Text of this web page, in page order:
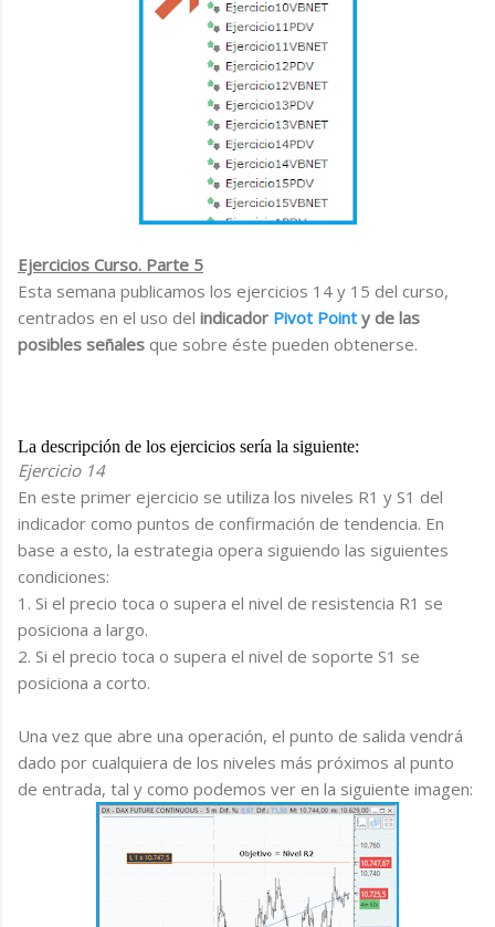
Ejercicios Curso. Parte 5
Esta semana publicamos los ejercicios 14 y 15 del curso,
centrados en el uso del indicador Pivot Point y de las
posibles señales que sobre éste pueden obtenerse.
La descripción de los ejercicios sería la siguiente:
Ejercicio 14
En este primer ejercicio se utiliza los niveles R1 y S1 del
indicador como puntos de confirmación de tendencia. En
base a esto, la estrategia opera siguiendo las siguientes
condiciones:
1. Si el precio toca o supera el nivel de resistencia R1 se
posiciona a largo.
2. Si el precio toca o supera el nivel de soporte S1 se
posiciona a corto.
Una vez que abre una operación, el punto de salida vendrá
dado por cualquiera de los niveles más próximos al punto
de entrada, tal y como podemos ver en la siguiente imagen: